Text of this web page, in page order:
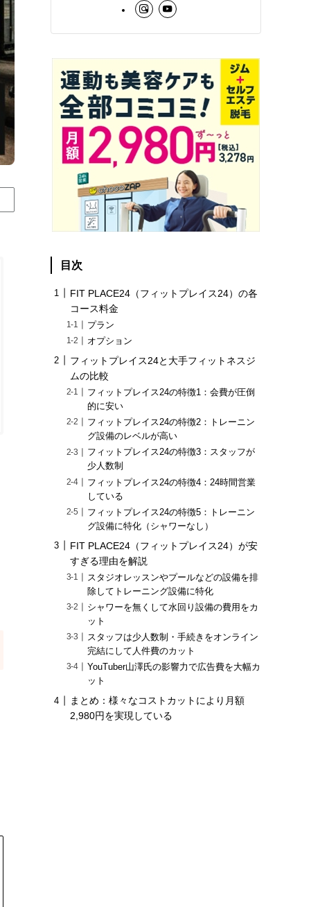
目次
FIT PLACE24（フィットプレイス24）の各
コース料金
プラン
オプション
フィットプレイス24と大手フィットネスジ
ムの比較
フィットプレイス24の特徴1：会費が圧倒
的に安い
フィットプレイス24の特徴2：トレーニン
グ設備のレベルが高い
フィットプレイス24の特徴3：スタッフが
少人数制
フィットプレイス24の特徴4：24時間営業
している
フィットプレイス24の特徴5：トレーニン
グ設備に特化（シャワーなし）
FIT PLACE24（フィットプレイス24）が安
すぎる理由を解説
スタジオレッスンやプールなどの設備を排
除してトレーニング設備に特化
シャワーを無くして水回り設備の費用をカ
ット
スタッフは少人数制・手続きをオンライン
完結にして人件費のカット
YouTuber山澤氏の影響力で広告費を大幅カ
ット
まとめ：様々なコストカットにより月額
2,980円を実現している